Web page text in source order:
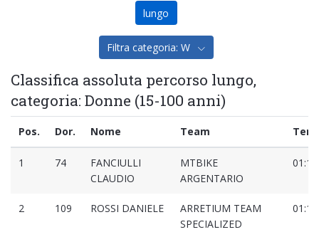
lungo
Filtra categoria: W
Classifica assoluta percorso lungo,
categoria: Donne (15-100 anni)
Pos. Dor. Nome Team
1 74
FANCIULLI
CLAUDIO
MTBIKE
ARGENTARIO
2 109 ROSSI DANIELE
ARRETIUM TEAM
SPECIALIZED